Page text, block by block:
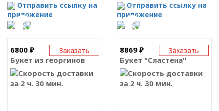
Отправить ссылку на
приложение
Отправить ссылку на
приложение
Заказать
8869 ₽
Букет "Сластена"
за 2 ч. 30 мин.
Заказать
6800 ₽
Букет из георгинов
за 2 ч. 30 мин.